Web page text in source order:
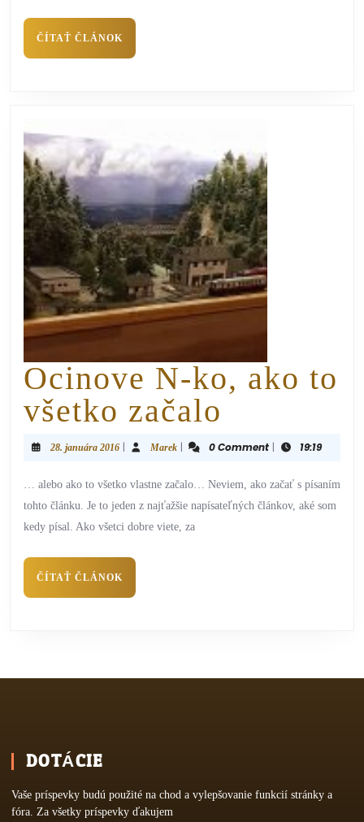
ČÍTAŤ ČLÁNOK
Ocinove N-ko, ako to
všetko začalo
28. januára 2016 | Marek | 0 Comment | 19:19
… alebo ako to všetko vlastne začalo… Neviem, ako začať s písaním
tohto článku. Je to jeden z najťažšie napísateľných článkov, aké som
kedy písal. Ako všetci dobre viete, za
ČÍTAŤ ČLÁNOK
DOTÁCIE
Vaše príspevky budú použité na chod a vylepšovanie funkcií stránky a
fóra. Za všetky príspevky ďakujem